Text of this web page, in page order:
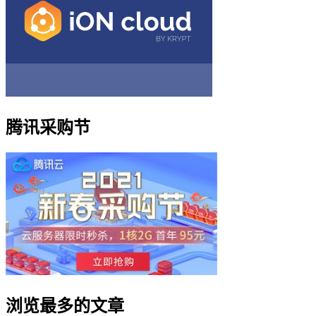
腾讯采购节
浏览最多的文章